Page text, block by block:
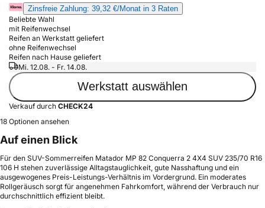
Zinsfreie Zahlung: 39,32 €/Monat in 3 Raten
Beliebte Wahl
mit Reifenwechsel
Reifen an Werkstatt geliefert
ohne Reifenwechsel
Reifen nach Hause geliefert
Mi. 12.08. - Fr. 14.08.
Werkstatt auswählen
Verkauf durch CHECK24
18 Optionen ansehen
Auf einen Blick
Für den SUV-Sommerreifen Matador MP 82 Conquerra 2 4X4 SUV 235/70 R16
106 H stehen zuverlässige Alltagstauglichkeit, gute Nasshaftung und ein
ausgewogenes Preis-Leistungs-Verhältnis im Vordergrund. Ein moderates
Rollgeräusch sorgt für angenehmen Fahrkomfort, während der Verbrauch nur
durchschnittlich effizient bleibt.